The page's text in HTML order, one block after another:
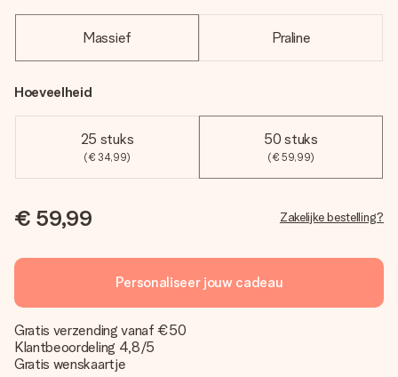
Massief Praline
Hoeveelheid
25 stuks
(€ 34,99)
50 stuks
(€ 59,99)
€ 59,99 Zakelijke bestelling?
Personaliseer jouw cadeau
Gratis verzending vanaf €50
Klantbeoordeling 4,8/5
Gratis wenskaartje